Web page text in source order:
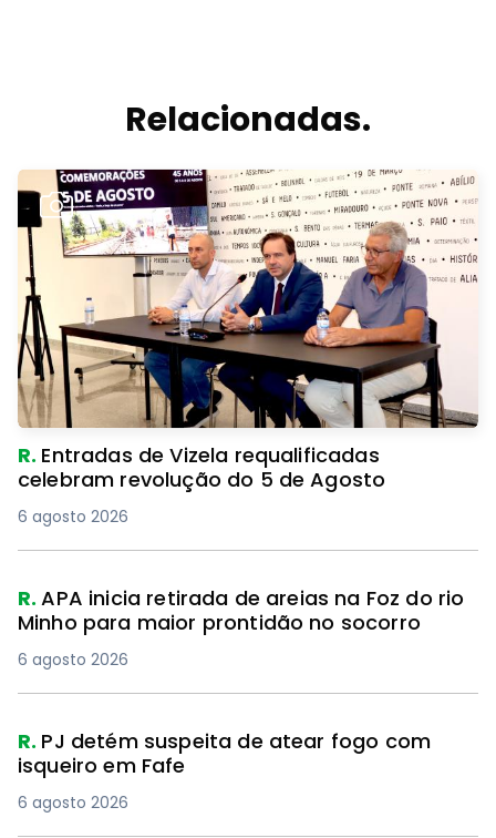
Relacionadas.
R. Entradas de Vizela requalificadas
celebram revolução do 5 de Agosto
6 agosto 2026
R.APA inicia retirada de areias na Foz do rio
Minho para maior prontidão no socorro
6 agosto 2026
R. PJ detém suspeita de atear fogo com
isqueiro em Fafe
6 agosto 2026